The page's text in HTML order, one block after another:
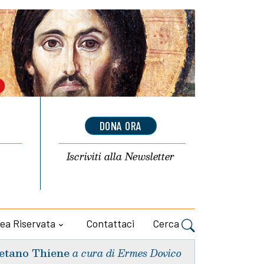
DONA ORA
Iscriviti allaNewsletter
Riservata Contattaci Cerca
Thiene a cura di Ermes Dovico